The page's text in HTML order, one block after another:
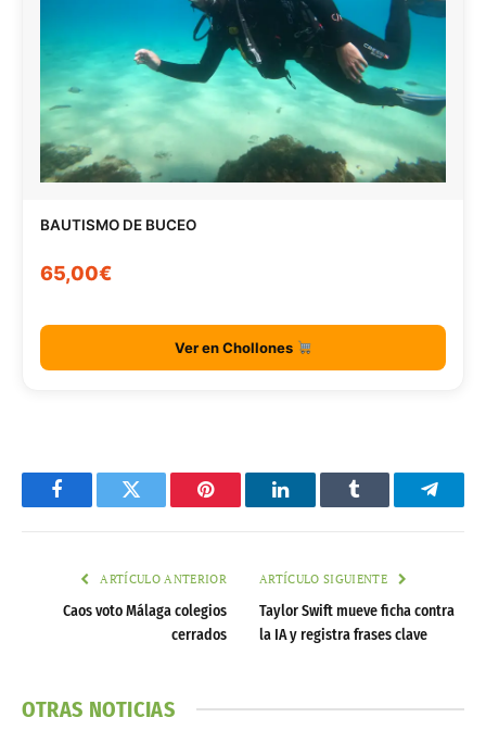
BAUTISMO DE BUCEO
65,00€
Ver en Chollones
FacebookTwitter Pinterest LinkedInTumblr
ARTÍCULO ANTERIOR
Caos voto Málaga colegios
cerrados
ARTÍCULO SIGUIENTE
Taylor Swift mueve ficha contra
la IA y registra frases clave
OTRAS NOTICIAS